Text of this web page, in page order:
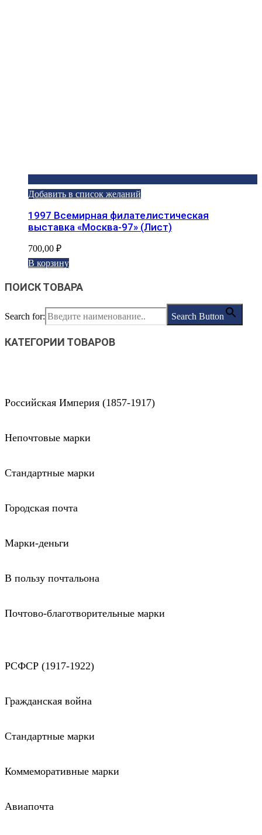
Добавить в список желаний
1997 Всемирная филателистическая
выставка «Москва-97» (Лист)
700,00 ₽
В корзину
ПОИСК ТОВАРА
Search for: Search Button
КАТЕГОРИИ ТОВАРОВ
Российская Империя (1857-1917)
Непочтовые марки
Стандартные марки
Городская почта
Марки-деньги
В пользу почтальона
Почтово-благотворительные марки
РСФСР (1917-1922)
Гражданская война
Стандартные марки
Коммеморативные марки
Авиапочта